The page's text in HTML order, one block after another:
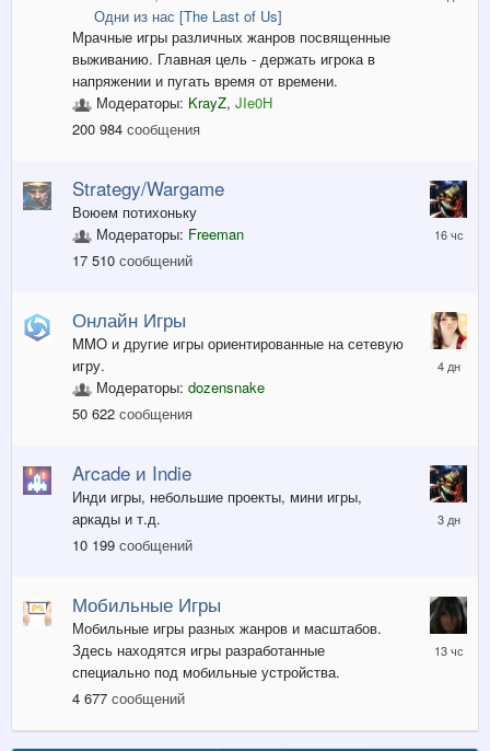
Одни из нас [The Last of Us]
Мрачные игры различных жанров посвященные
выживанию. Главная цель - держать игрока в
напряжении и пугать время от времени.
Модераторы: KrayZ, JIe0H
200 984 сообщения
Strategy/Wargame
Воюем потихоньку
Модераторы: Freeman
17 510 сообщений
16
часов
Онлайн Игры
MMO и другие игры ориентированные на сетевую
игру.
Модераторы: dozensnake
50 622 сообщения
Вторник
Arcade и Indie
Инди игры, небольшие проекты, мини игры,
аркады и т.д.
10 199 сообщений
Среда
Мобильные Игры
Мобильные игры разных жанров и масштабов.
Здесь находятся игры разработанные
специально под мобильные устройства.
4 677 сообщений
13
часов